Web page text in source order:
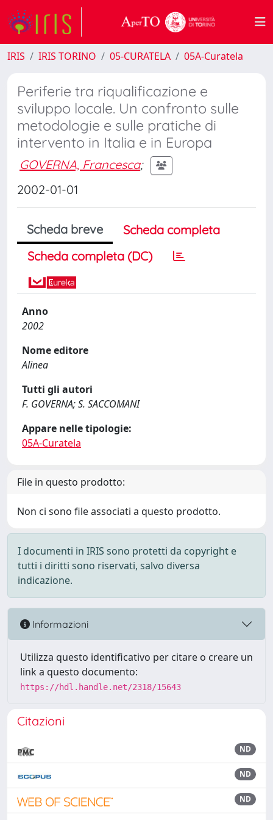
IRIS IRIS TORINO 05-CURATELA 05A-Curatela
Periferie tra riqualificazione e
sviluppo locale. Un confronto sulle
metodologie e sulle pratiche di
intervento in Italia e in Europa
GOVERNA, Francesca;
2002-01-01
Scheda breve
Scheda completa
Scheda completa (DC)
Anno
2002
Nome editore
Alinea
Tutti gli autori
F. GOVERNA; S. SACCOMANI
Appare nelle tipologie:
05A-Curatela
File in questo prodotto:
Non ci sono file associati a questo prodotto.
I documenti in IRIS sono protetti da copyright e
tutti i diritti sono riservati, salvo diversa
indicazione.
Informazioni
Utilizza questo identificativo per citare o creare un
link a questo documento:
https://hdl.handle.net/2318/15643
Citazioni
ND
ND
ND